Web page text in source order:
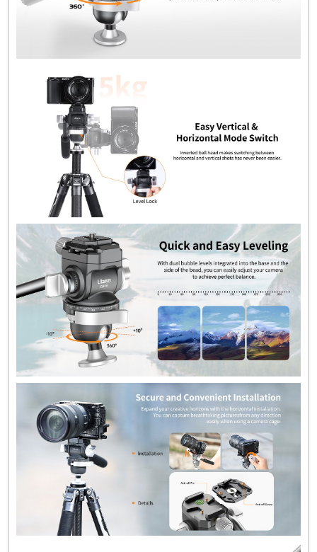
Sürüklenme Kontrolü
Yük Kapasitesi: 5 kg / 11 lb
Başlık:
Kamera Montajı: 1/4"-20 Vida (Hızlı Serbest
Bırakma Plakası: Arca-Tipi)
Başlık Türü: Ters Ball Head
Taban Montajı
: Düz Tabana 3/8"-16 Dişi
Denge Kontrolü : Yok
Boyutlar
Yükseklik: 120.6 mm / 4.7"
Genişlik: 92.5 mm / 3.6"
Tabana Çap: 72.3 mm / 2.8"
Pan & Tilt:
Sürüklenme Kontrolü: Yok
Bağımsız Pan Kilidi
: Yok
Bağımsız Tilt Kilidi
: Yok
Dikey Eğim: +65° ile -53°
Yatay Eğim: -10° ile +10°
Genel Özellikler:
Yük Kapasitesi
: 5 kg / 11 lb
Seviye Düzeyi
: 460 g / 1 lb
Paket Bilgisi: